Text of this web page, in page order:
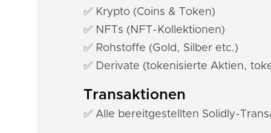
✅ Krypto (Coins & Token)
✅ NFTs (NFT-Kollektionen)
✅ Rohstoffe (Gold, Silber etc.)
✅ Derivate (tokenisierte Aktien,
Transaktionen
✅ Alle bereitgestellten Solidly-